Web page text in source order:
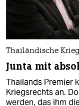
Thailändische
Junta mit
Thailands Premier
Kriegsrechts an.
werden, das ihm